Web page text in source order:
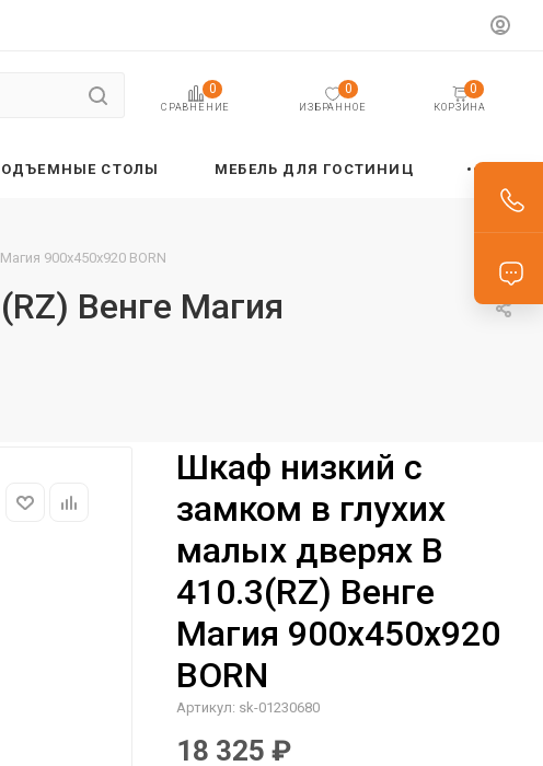
СРАВНЕНИЕ
0
ИЗБРАННОЕ
0
КОРЗИНА
0
СТОЛЫ МЕБЕЛЬ ДЛЯ ГОСТИНИЦ
900х450х920 BORN
Венге Магия
Шкаф низкий с
замком в глухих
малых дверях B
410.3(RZ) Венге
Магия 900х450х920
BORN
Артикул: sk-01230680
18 325 ₽